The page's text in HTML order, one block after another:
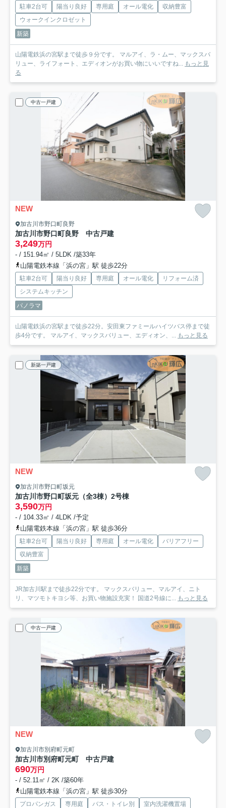
駐車2台可 陽当り良好 専用庭 オール電化
収納豊富
ウォークインクロゼット
新築
山陽電鉄浜の宮駅まで徒歩９分です。 マルアイ、ラ・ムー、マックスバ
リュー、ライフォート、エディオンがお買い物にいいですね...
もっと見
る
中古一戸建
NEW
加古川市野口町良野
加古川市野口町良野 中古戸建
3,249万円
- / 151.94㎡ / 5LDK /築33年
山陽電鉄本線「浜の宮」駅 徒歩22分
駐車2台可 陽当り良好 専用庭 オール電化
リフォーム済
システムキッチン
パノラマ
山陽電鉄浜の宮駅まで徒歩22分。安田東ファミールハイツバス停まで徒
歩4分です。 マルアイ、マックスバリュー、エディオン、...
もっと見る
新築一戸建
NEW
加古川市野口町坂元
加古川市野口町坂元（全3棟）2号棟
3,590万円
- / 104.33㎡ / 4LDK /予定
山陽電鉄本線「浜の宮」駅 徒歩36分
駐車2台可 陽当り良好 専用庭 オール電化
バリアフリー
収納豊富
新築
JR加古川駅まで徒歩22分です。 マックスバリュー、マルアイ、ニト
リ、マツモトキヨシ等、お買い物施設充実！ 国道2号線に...
もっと見る
中古一戸建
NEW
加古川市別府町元町
加古川市別府町元町 中古戸建
690万円
- / 52.11㎡ / 2K /築60年
山陽電鉄本線「浜の宮」駅 徒歩30分
プロパンガス 専用庭 バス・トイレ別
室内洗濯機置場